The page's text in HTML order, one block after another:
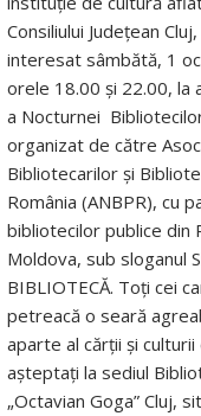
Consiliului Județean
interesat sâmbătă, 1
orele 18.00 şi 22.00, la
a Nocturnei
organizat de către
Bibliotecarilor şi
România (ANBPR), cu
bibliotecilor publice din
Moldova, sub sloganul
BIBLIOTECĂ. Toți cei
petreacă o seară
aparte al cărții și
așteptați la sediul
„Octavian Goga” Cluj,